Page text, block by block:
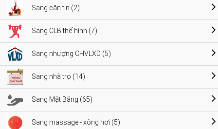
Sang căn tin (2)
Sang CLB thể hình (7)
Sang nhượng CHVLXD (5)
Sang nhà trọ (14)
Sang Mặt Bằng (65)
Sang massage - xông hơi (5)